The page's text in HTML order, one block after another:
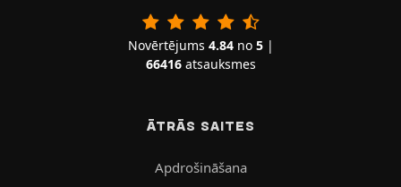
Novērtējums 4.84no 5|
66416atsauksmes
ĀTRĀS SAITES
Apdrošināšana